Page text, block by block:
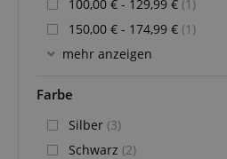
100,00 € - 129,99 € (1)
150,00 € - 174,99 € (1)
mehr anzeigen
Farbe
Silber (3)
Schwarz (2)